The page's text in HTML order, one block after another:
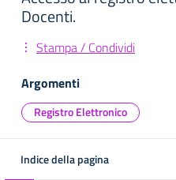
Docenti.
Stampa / Condividi
Argomenti
Registro Elettronico
Indice della pagina